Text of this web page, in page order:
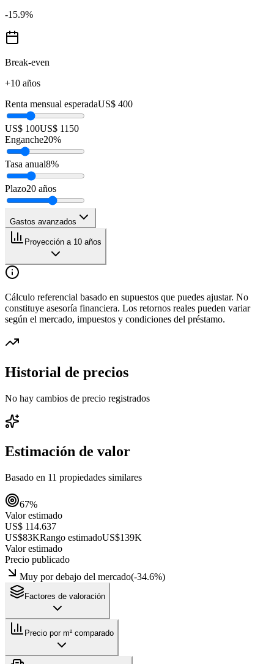
-15.9%
Break-even
+10 años
Renta mensual esperadaUS$ 400
US$ 100US$ 1150
Enganche20%
Tasa anual8%
Plazo20 años
Gastos avanzados
Proyección a 10 años
Cálculo referencial basado en supuestos que puedes ajustar. No
constituye asesoría financiera. Los retornos reales pueden variar
según el mercado, impuestos y condiciones del préstamo.
Historial de precios
No hay cambios de precio registrados
Estimación de valor
Basado en 11 propiedades similares
67%
Valor estimado
US$ 114.637
US$83KRango estimadoUS$139K
Valor estimado
Precio publicado
Muy por debajo del mercado(-34.6%)
Factores de valoración
Precio por m² comparado